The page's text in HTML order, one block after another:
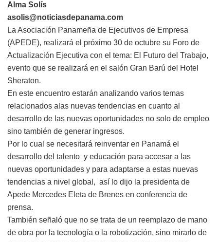
Alma Solís
asolis@noticiasdepanama.com
La Asociación Panameña de Ejecutivos de Empresa
(APEDE), realizará el próximo 30 de octubre su Foro de
Actualización Ejecutiva con el tema: El Futuro del Trabajo,
evento que se realizará en el salón Gran Barú del Hotel
Sheraton.
En este encuentro estarán analizando varios temas
relacionados alas nuevas tendencias en cuanto al
desarrollo de las nuevas oportunidades no solo de empleo
sino también de generar ingresos.
Por lo cual se necesitará reinventar en Panamá el
desarrollo del talento y educación para accesar a las
nuevas oportunidades y para adaptarse a estas nuevas
tendencias a nivel global, así lo dijo la presidenta de
Apede Mercedes Eleta de Brenes en conferencia de
prensa.
También señaló que no se trata de un reemplazo de mano
de obra por la tecnología o la robotización, sino mirarlo de